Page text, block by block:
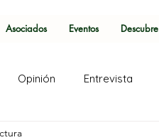
Asociados Eventos Descubre
Opinión Entrevista